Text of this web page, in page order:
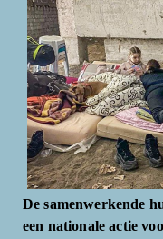
De samenwerkende
een nationale actie